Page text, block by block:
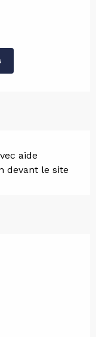
aide
devant le site